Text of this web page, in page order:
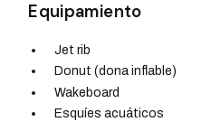
Equipamiento
Jet rib
Donut (dona inflable)
Wakeboard
Esquíes acuáticos